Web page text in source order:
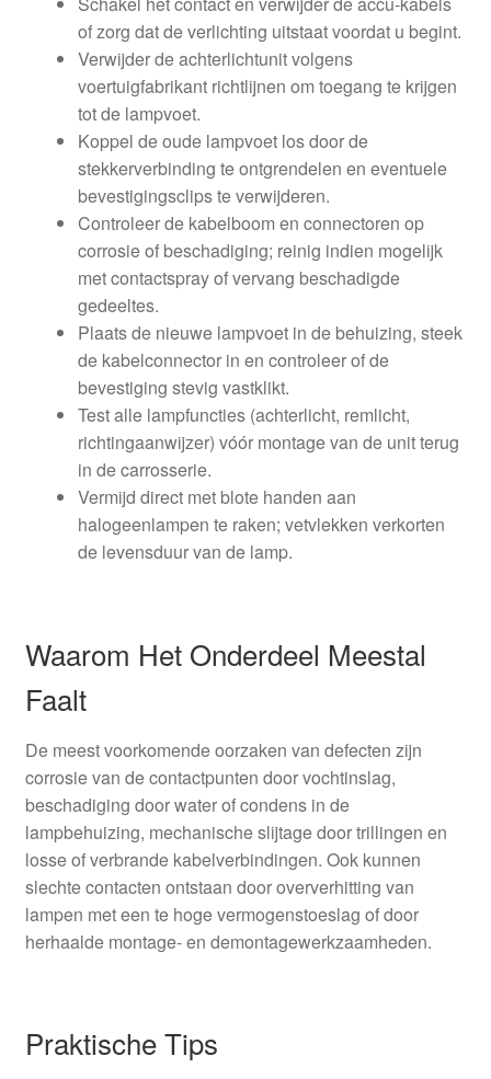
of zorg dat de verlichting uitstaat voordat u begint.
Verwijder de achterlichtunit volgens
voertuigfabrikant richtlijnen om toegang te krijgen
tot de lampvoet.
Koppel de oude lampvoet los door de
stekkerverbinding te ontgrendelen en eventuele
bevestigingsclips te verwijderen.
Controleer de kabelboom en connectoren op
corrosie of beschadiging; reinig indien mogelijk
met contactspray of vervang beschadigde
gedeeltes.
Plaats de nieuwe lampvoet in de behuizing, steek
de kabelconnector in en controleer of de
bevestiging stevig vastklikt.
Test alle lampfuncties (achterlicht, remlicht,
richtingaanwijzer) vóór montage van de unit terug
in de carrosserie.
Vermijd direct met blote handen aan
halogeenlampen te raken; vetvlekken verkorten
de levensduur van de lamp.
Waarom Het Onderdeel Meestal
Faalt
De meest voorkomende oorzaken van defecten zijn
corrosie van de contactpunten door vochtinslag,
beschadiging door water of condens in de
lampbehuizing, mechanische slijtage door trillingen en
losse of verbrande kabelverbindingen. Ook kunnen
slechte contacten ontstaan door oververhitting van
lampen met een te hoge vermogenstoeslag of door
herhaalde montage- en demontagewerkzaamheden.
Praktische Tips